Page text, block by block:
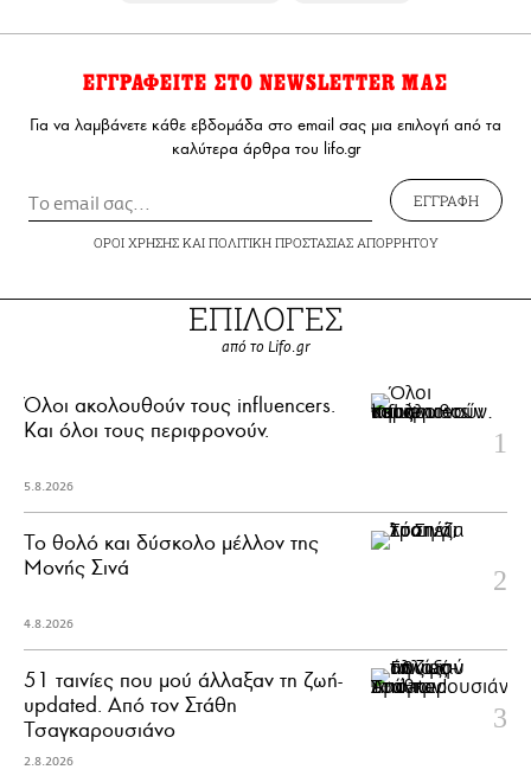
ΕΓΓΡΑΦΕΙΤΕ ΣΤΟ NEWSLETTER ΜΑΣ
Για να λαμβάνετε κάθε εβδομάδα στο email σας μια επιλογή από τα
καλύτερα άρθρα του lifo.gr
ΕΓΓΡΑΦΗ
ΟΡΟΙ ΧΡΗΣΗΣΚΑΙ ΠΟΛΙΤΙΚΗ ΠΡΟΣΤΑΣΙΑΣ ΑΠΟΡΡΗΤΟΥ
ΕΠΙΛΟΓΕΣ
από το Lifo.gr
Όλοι ακολουθούν τους influencers.
Και όλοι τους περιφρονούν.
5.8.2026
Το θολό και δύσκολο μέλλον της
Μονής Σινά
4.8.2026
51 ταινίες που μού άλλαξαν τη ζωή-
updated. Aπό τον Στάθη
Τσαγκαρουσιάνο
2.8.2026